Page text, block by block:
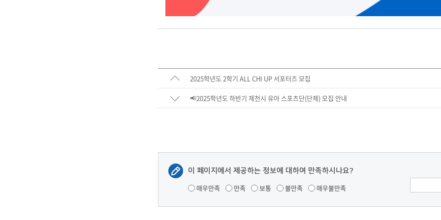
2025학년도 2학기 ALL CHI UP 서포터즈 모집
📢2025학년도 하반기 제천시 유아 스포츠단(단체) 모집 안내
이 페이지에서 제공하는 정보에 대하여 만족하시나요?
매우만족 만족 보통 불만족 매우불만족